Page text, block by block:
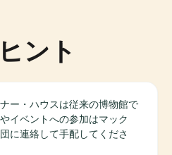
ント
ー・ハウスは従来の博物館で
イベントへの参加はマック
に連絡して手配してくださ